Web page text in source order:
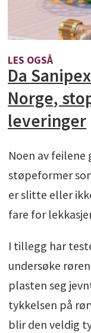
LES OGSÅ
Da
Norge,
leveringer
Noen av feilene
støpeformer
er slitte eller
fare for
I tillegg har
undersøke
plasten seg
tykkelsen på
blir den veldig